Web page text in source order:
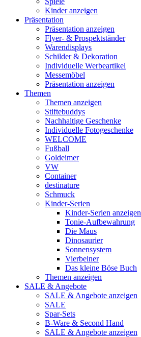
Kinder anzeigen
Präsentation
Präsentation anzeigen
Flyer- & Prospektständer
Warendisplays
Schilder & Dekoration
Individuelle Werbeartikel
Messemöbel
Präsentation anzeigen
Themen
Themen anzeigen
Stiftebuddys
Nachhaltige Geschenke
Individuelle Fotogeschenke
WELCOME
Fußball
Goldeimer
VW
Container
destinature
Schmuck
Kinder-Serien
Kinder-Serien anzeigen
Tonie-Aufbewahrung
Die Maus
Dinosaurier
Sonnensystem
Vierbeiner
Das kleine Böse Buch
Themen anzeigen
SALE & Angebote
SALE & Angebote anzeigen
SALE
Spar-Sets
B-Ware & Second Hand
SALE & Angebote anzeigen